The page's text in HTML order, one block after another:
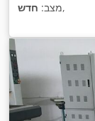
מצב: חדש ,